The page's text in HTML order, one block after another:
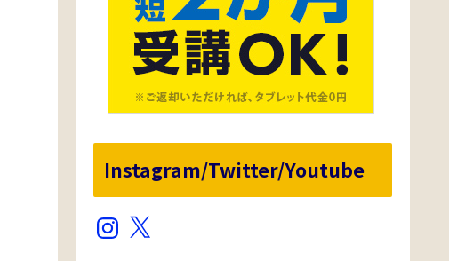
Instagram/Twitter/Youtube
Instagram
X